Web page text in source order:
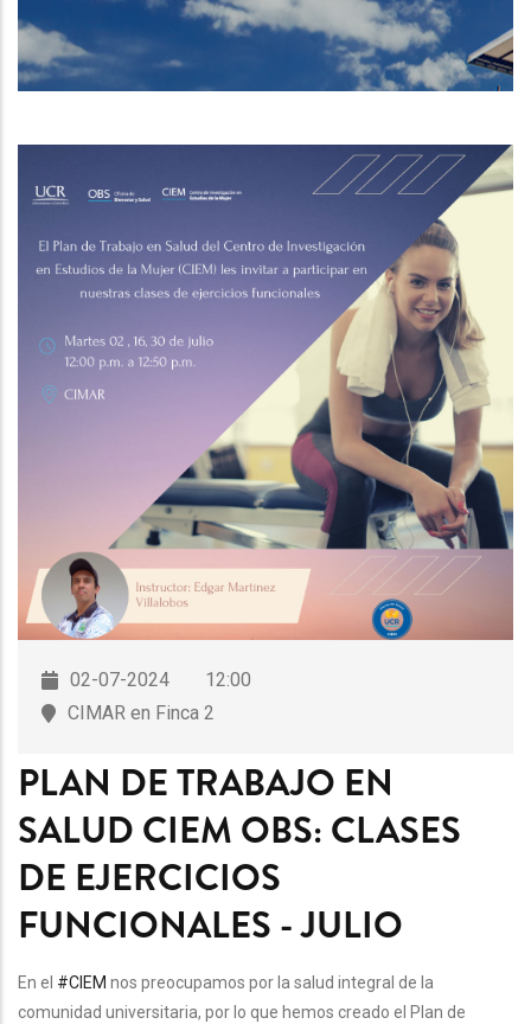
NAVEGACIÓN
02-07-2024
12:00
CIMAR en Finca 2
PLAN DE TRABAJO EN
SALUD CIEM OBS: CLASES
DE EJERCICIOS
FUNCIONALES - JULIO
En el #CIEM nos preocupamos por la salud integral de la
comunidad universitaria, por lo que hemos creado el Plan de